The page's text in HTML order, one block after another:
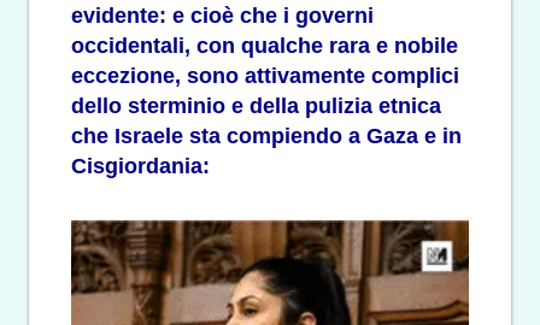
evidente: e cioè che i governi
occidentali, con qualche rara e nobile
eccezione, sono attivamente complici
dello sterminio e della pulizia etnica
che Israele sta compiendo a Gaza e in
Cisgiordania: